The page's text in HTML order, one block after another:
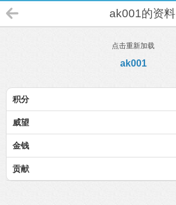
ak001的资料
点击重新加载
ak001
积分
威望
金钱
贡献